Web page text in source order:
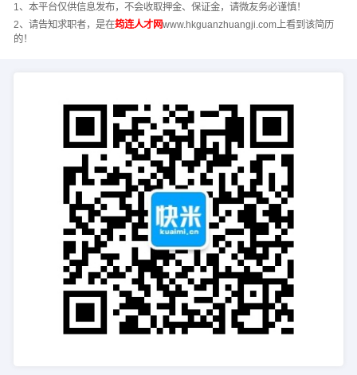
1、本平台仅供信息发布，不会收取押金、保证金，请微友务必谨慎！
2、请告知求职者，是在筠连人才网www.hkguanzhuangji.com上看到该简历
的！